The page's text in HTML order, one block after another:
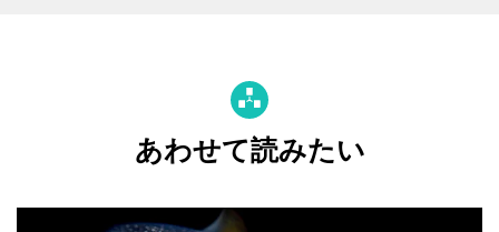
あわせて読みたい